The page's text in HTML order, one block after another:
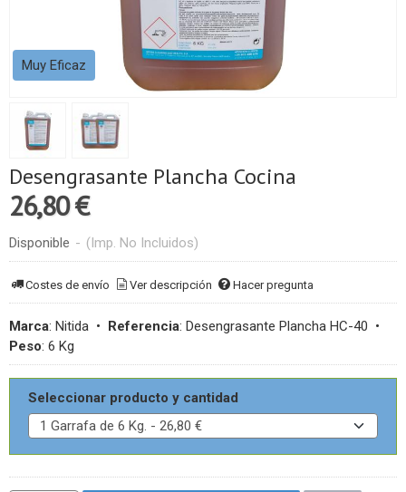
Muy Eficaz
Desengrasante Plancha Cocina
26,80 €
Disponible - (Imp. No Incluidos)
Costes de envío Ver descripción Hacer pregunta
Marca: Nitida • Referencia: Desengrasante Plancha HC-40 •
Peso: 6 Kg
Seleccionar producto y cantidad